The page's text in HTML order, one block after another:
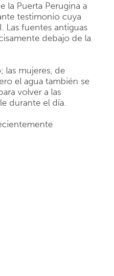
la Puerta Perugina a
testimonio cuya
Las fuentes antiguas
debajo de la
las mujeres, de
el agua también se
volver a las
durante el día.